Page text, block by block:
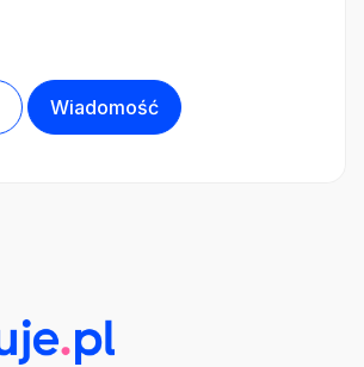
Wiadomość